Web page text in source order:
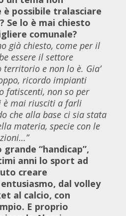
possibile tralasciare
Se lo è mai chiesto
comunale?
già chiesto, come per il
essere il settore
e non lo è. Gia’
ricordo impianti
fatiscenti, non so per
è mai riusciti a farli
che alla base ci sia stata
materia, specie con le
“handicap”,
anni lo sport ad
creare
dal volley
al calcio, con
E proprio